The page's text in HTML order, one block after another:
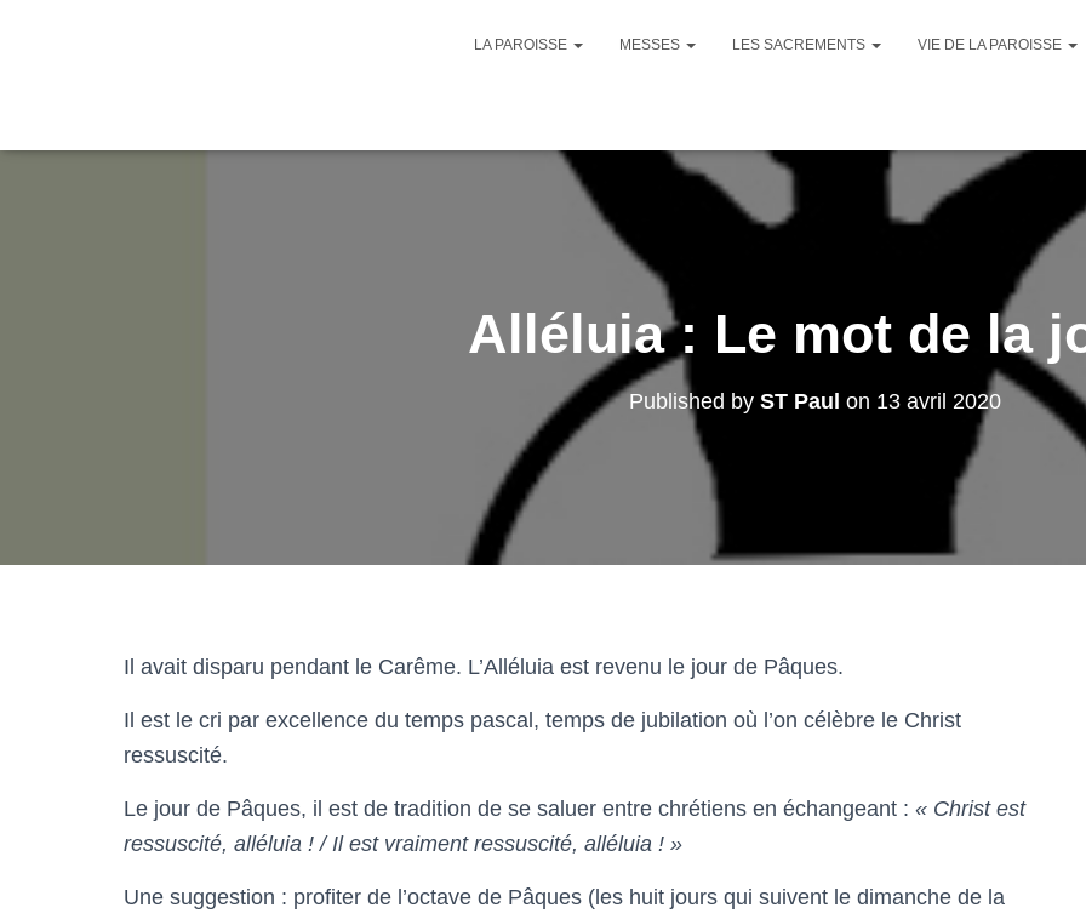
LA PAROISSE MESSES LES SACREMENTS VIE DE LA PAROISSE
Alléluia : Le mot de la
Published by ST Paul on 13 avril 2020
Il avait disparu pendant le Carême. L’Alléluia est revenu le jour de Pâques.
Il est le cri par excellence du temps pascal, temps de jubilation où l’on célèbre le Christ
ressuscité.
Le jour de Pâques, il est de tradition de se saluer entre chrétiens en échangeant : « Christ est
ressuscité, alléluia ! / Il est vraiment ressuscité, alléluia ! »
Une suggestion : profiter de l’octave de Pâques (les huit jours qui suivent le dimanche de la